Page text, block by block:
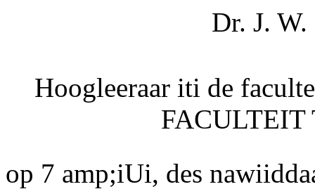
Dr. J.
Hoogleeraar iti de
FACULTEIT
op 7 amp;iUi, des